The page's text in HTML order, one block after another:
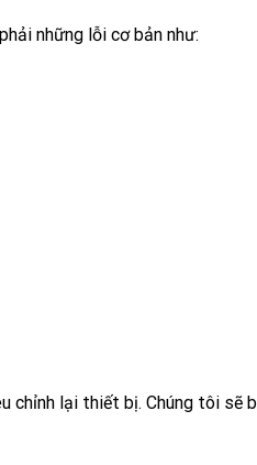
những lỗi cơ bản như:
lại thiết bị. Chúng tôi sẽ